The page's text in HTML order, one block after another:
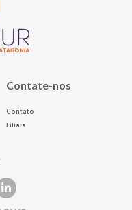
Contate-nos
Contato
Filiais